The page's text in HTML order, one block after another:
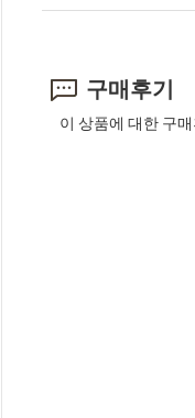
구매후기
이 상품에 대한 구